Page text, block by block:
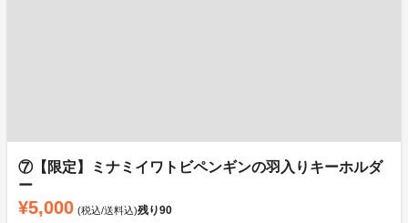
⑦【限定】ミナミイワトビペンギンの羽入りキーホルダ
ー
¥5,000 (税込/送料込)残り90